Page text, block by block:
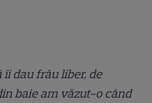
îi dau frâu liber, de
baie am văzut-o când